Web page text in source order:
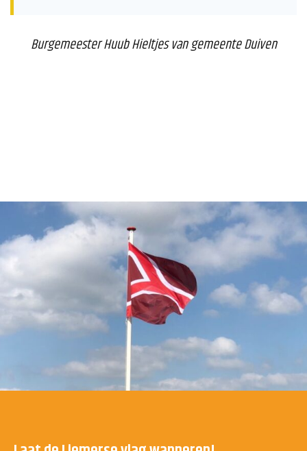
Burgemeester Huub Hieltjes van gemeente Duiven